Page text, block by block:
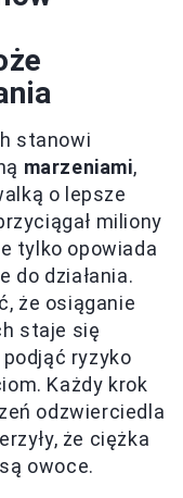
stanowi
marzeniami,
o lepsze
miliony
tylko opowiada
do działania.
że osiąganie
staje się
ryzyko
Każdy krok
odzwierciedla
że ciężka
owoce.